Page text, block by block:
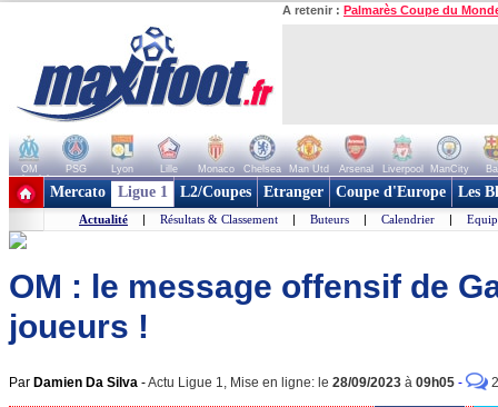
A retenir : Palmarès Coupe du
OM PSG Lyon Lille Monaco Chelsea Man Utd Arsenal Liverpool ManCity
+ de clubs
Mercato Ligue 1 L2/Coupes Etranger Coupe d'Europe Les
Actualité | Résultats & Classement | Buteurs | Calendrier |
OM : le message offensif de
joueurs !
Par Damien Da Silva -Actu Ligue 1, Mise en ligne: le 28/09/2023 à 09h05 -